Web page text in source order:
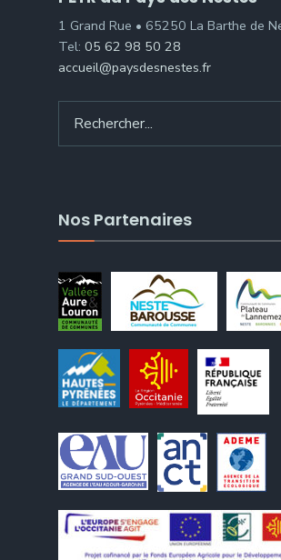
1 Grand Rue • 65250 La Barthe de
Tel: 05 62 98 50 28
accueil@paysdesnestes.fr
Nos Partenaires